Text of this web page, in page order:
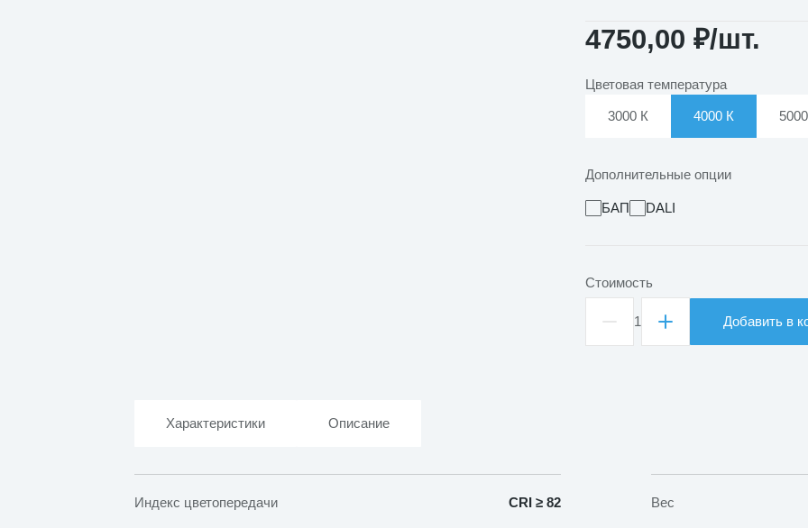
4750,00₽/шт.
Цветовая температура
3000 К 4000 К
Дополнительные опции
БАП DALI
Стоимость
Количество
товара
СВО-39/236
1 Добавить в
Характеристики Описание
Индекс цветопередачи CRI ≥ 82 Вес